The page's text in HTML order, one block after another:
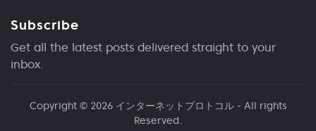
Subscribe
Get all the latest posts delivered straight to your
inbox.
Copyright © 2026 インターネットプロトコル- All rights
Reserved.